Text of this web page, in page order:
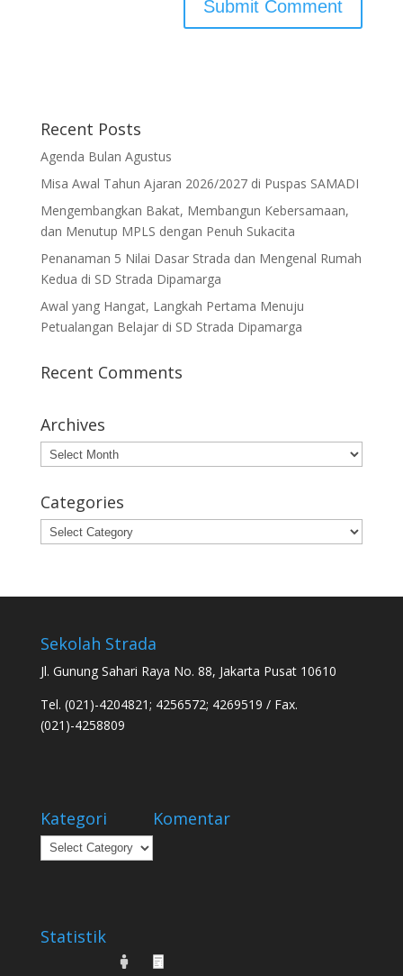
Recent Posts
Agenda Bulan Agustus
Misa Awal Tahun Ajaran 2026/2027 di Puspas SAMADI
Mengembangkan Bakat, Membangun Kebersamaan,
dan Menutup MPLS dengan Penuh Sukacita
Penanaman 5 Nilai Dasar Strada dan Mengenal Rumah
Kedua di SD Strada Dipamarga
Awal yang Hangat, Langkah Pertama Menuju
Petualangan Belajar di SD Strada Dipamarga
Recent Comments
Archives
Archives
Categories
Categories
Sekolah Strada
Jl. Gunung Sahari Raya No. 88, Jakarta Pusat 10610
Tel. (021)-4204821; 4256572; 4269519 / Fax.
(021)-4258809
Kategori
Kategori
Komentar
Statistik